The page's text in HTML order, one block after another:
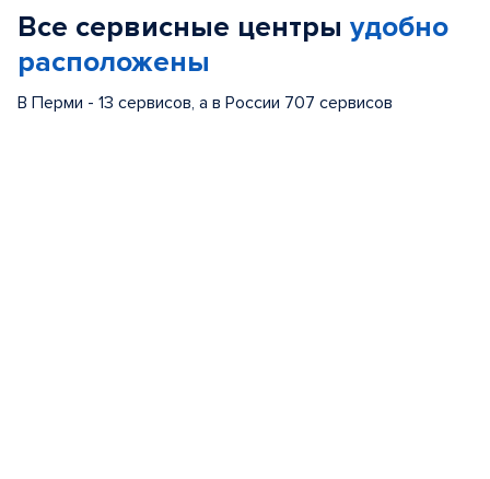
Все сервисные центры удобно
расположены
В Перми - 13 сервисов, а в России 707 сервисов